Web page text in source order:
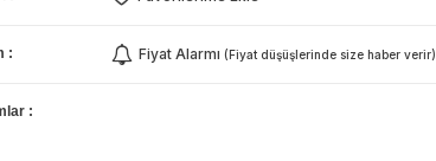
Fiyat Alarmı (Fiyat düşüşlerinde size haber verir)